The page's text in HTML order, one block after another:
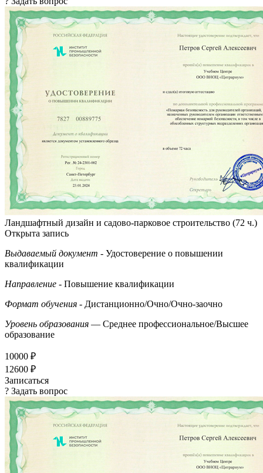
Ландшафтный дизайн и садово-парковое строительство (72 ч.)
Открыта запись
Выдаваемый документ - Удостоверение о повышении
квалификации
Направление - Повышение квалификации
Формат обучения - Дистанционно/Очно/Очно-заочно
Уровень образования — Среднее профессиональное/Высшее
образование
10000 ₽
12600 ₽
Записаться
? Задать вопрос